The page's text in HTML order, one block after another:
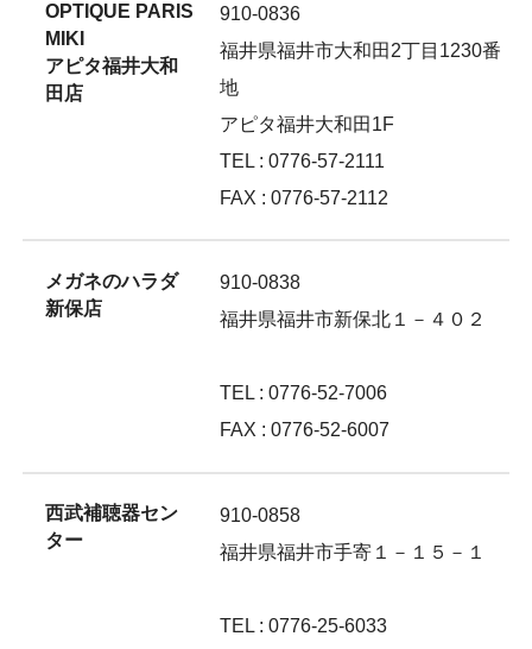
OPTIQUE PARIS
MIKI
アピタ福井大和
田店
910-0836
福井県福井市大和田2丁目1230番
地
アピタ福井大和田1F
TEL : 0776-57-2111
FAX : 0776-57-2112
メガネのハラダ
新保店
910-0838
福井県福井市新保北１－４０２
TEL : 0776-52-7006
FAX : 0776-52-6007
西武補聴器セン
ター
910-0858
福井県福井市手寄１－１５－１
TEL : 0776-25-6033